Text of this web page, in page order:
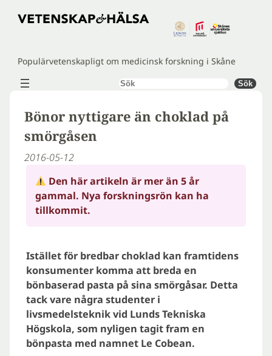
Hoppa
Populärvetenskapligt om medicinsk forskning i Skåne
Sök Sök
Bönor nyttigare än choklad på
smörgåsen
2016-05-12
Den här artikeln är mer än 5 år
gammal. Nya forskningsrön kan ha
tillkommit.
Istället för bredbar choklad kan framtidens
konsumenter komma att breda en
bönbaserad pasta på sina smörgåsar. Detta
tack vare några studenter i
livsmedelsteknik vid Lunds Tekniska
Högskola, som nyligen tagit fram en
bönpasta med namnet Le Cobean.